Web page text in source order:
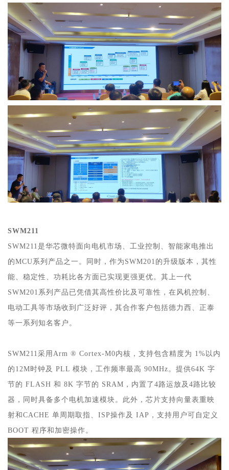
SWM211
SWM211是华芯微特面向电机市场、工业控制、智能家电推出
的MCU系列产品之一。同时，作为SWM201的升级版本，其性
能、稳定性、功耗比各方面已实现更强更优。其上一代
SWM201系列产品已凭借其高性价比及可靠性，在风机控制、
电动工具等市场收到广泛好评，其合作客户包括德力西、正泰
等一系列知名客户。
SWM211采用Arm ® Cortex-M0内核，支持包含精度为 1%以内
的12M时钟及 PLL 模块，工作频率最高 90MHz。提供64K 字
节的 FLASH 和 8K 字节的 SRAM，内置了4路运放及4路比较
器，同时具备多个电机加速模块。此外，芯片支持向量表重映
射和CACHE 单周期取指、ISP操作及 IAP，支持用户可自定义
BOOT 程序和加密操作。